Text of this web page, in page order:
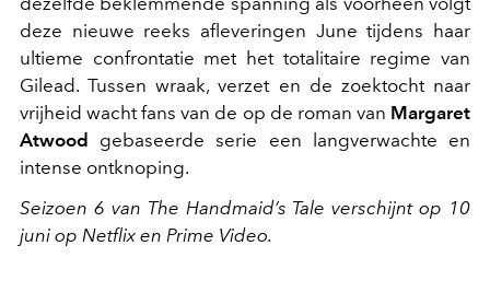
deze nieuwe reeks afleveringen June tijdens haar
ultieme confrontatie met het totalitaire regime van
Gilead. Tussen wraak, verzet en de zoektocht naar
vrijheid wacht fans van de op de roman van Margaret
Atwood gebaseerde serie een langverwachte en
intense ontknoping.
Seizoen 6 van The Handmaid’s Tale verschijnt op 10
juni op Netflix en Prime Video.